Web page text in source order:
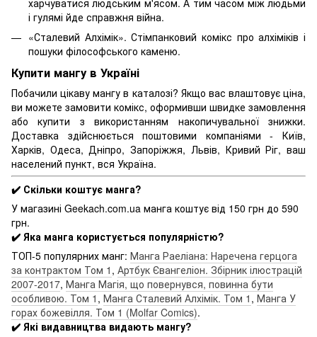
і гулямі йде справжня війна.
«Сталевий Алхімік». Стімпанковий комікс про алхіміків і
пошуки філософського каменю.
Купити мангу в Україні
Побачили цікаву мангу в каталозі? Якщо вас влаштовує ціна,
ви можете замовити комікс, оформивши швидке замовлення
або купити з використанням накопичувальної знижки.
Доставка здійснюється поштовими компаніями - Київ,
Харків, Одеса, Дніпро, Запоріжжя, Львів, Кривий Ріг, ваш
населений пункт, вся Україна.
✔️ Скільки коштує манга?
У магазині Geekach.com.ua манга коштує від 150 грн до 590
грн.
✔️ Яка манга користується популярністю?
ТОП-5 популярних манг: Манга Раеліана: Наречена герцога
за контрактом Том 1 , Артбук Євангеліон. Збірник ілюстрацій
2007-2017, Манга Магія, що повернувся, повинна бути
особливою. Том 1 , Манга Сталевий Алхімік. Том 1 , Манга У
горах божевілля. Том 1 (Molfar Comics).
✔️ Які видавництва видають мангу?